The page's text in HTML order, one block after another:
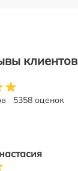
клиентов
5358 оценок